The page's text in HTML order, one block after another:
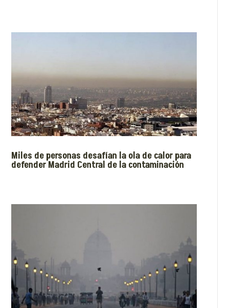
Miles de personas desafían la ola de calor para
defender Madrid Central de la contaminación